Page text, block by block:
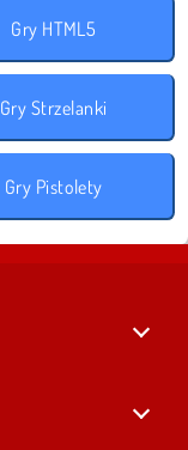
Gry HTML5
Gry Strzelanki
Gry Pistolety